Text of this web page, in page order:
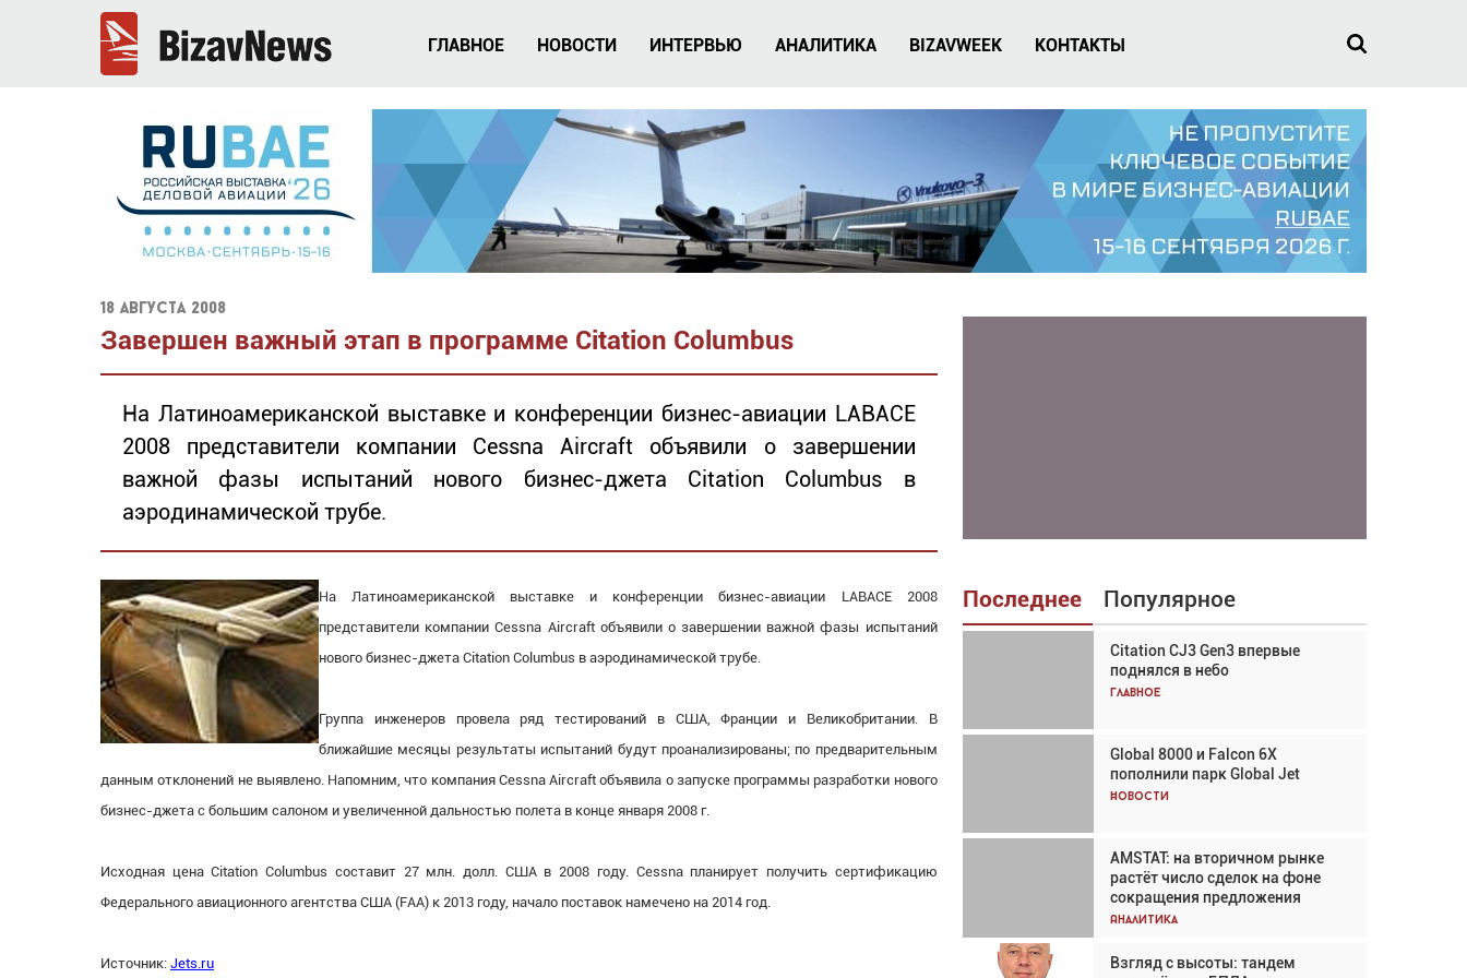
ГЛАВНОЕ НОВОСТИ ИНТЕРВЬЮ АНАЛИТИКА BIZAVWEEK КОНТАКТЫ
18 августа 2008
Завершен важный этап в программе Citation Columbus
На Латиноамериканской выставке и конференции бизнес-авиации LABACE
2008 представители компании Cessna Aircraft объявили о завершении
важной фазы испытаний нового бизнес-джета Citation Columbus в
аэродинамической трубе.
На Латиноамериканской выставке и конференции бизнес-авиации LABACE 2008
представители компании Cessna Aircraft объявили о завершении важной фазы испытаний
нового бизнес-джета Citation Columbus в аэродинамической трубе.
Группа инженеров провела ряд тестирований в США, Франции и Великобритании. В
ближайшие месяцы результаты испытаний будут проанализированы; по предварительным
данным отклонений не выявлено. Напомним, что компания Cessna Aircraft объявила о запуске программы разработки нового
бизнес-джета с большим салоном и увеличенной дальностью полета в конце января 2008 г.
Исходная цена Citation Columbus составит 27 млн. долл. США в 2008 году. Cessna планирует получить сертификацию
Федерального авиационного агентства США (FAA) к 2013 году, начало поставок намечено на 2014 год.
Источник: Jets.ru
Последнее Популярное
Citation CJ3 Gen3 впервые
поднялся в небо
Главное
Global 8000 и Falcon 6X
пополнили парк Global Jet
Новости
AMSTAT: на вторичном рынке
растёт число сделок на фоне
сокращения предложения
Аналитика
Взгляд с высоты: тандем
Взгляд с высоты: тандем
вертолётов и БПЛА в
спасательных операциях
Авиационный фотограф Дэйв
Кох: «Фотография говорит сама
за себя... а ИИ всё портит»
В городах чемпионата мира
наблюдался подъём, хотя
общий трафик снизился
Аналитика
Частный самолёт – это актив.